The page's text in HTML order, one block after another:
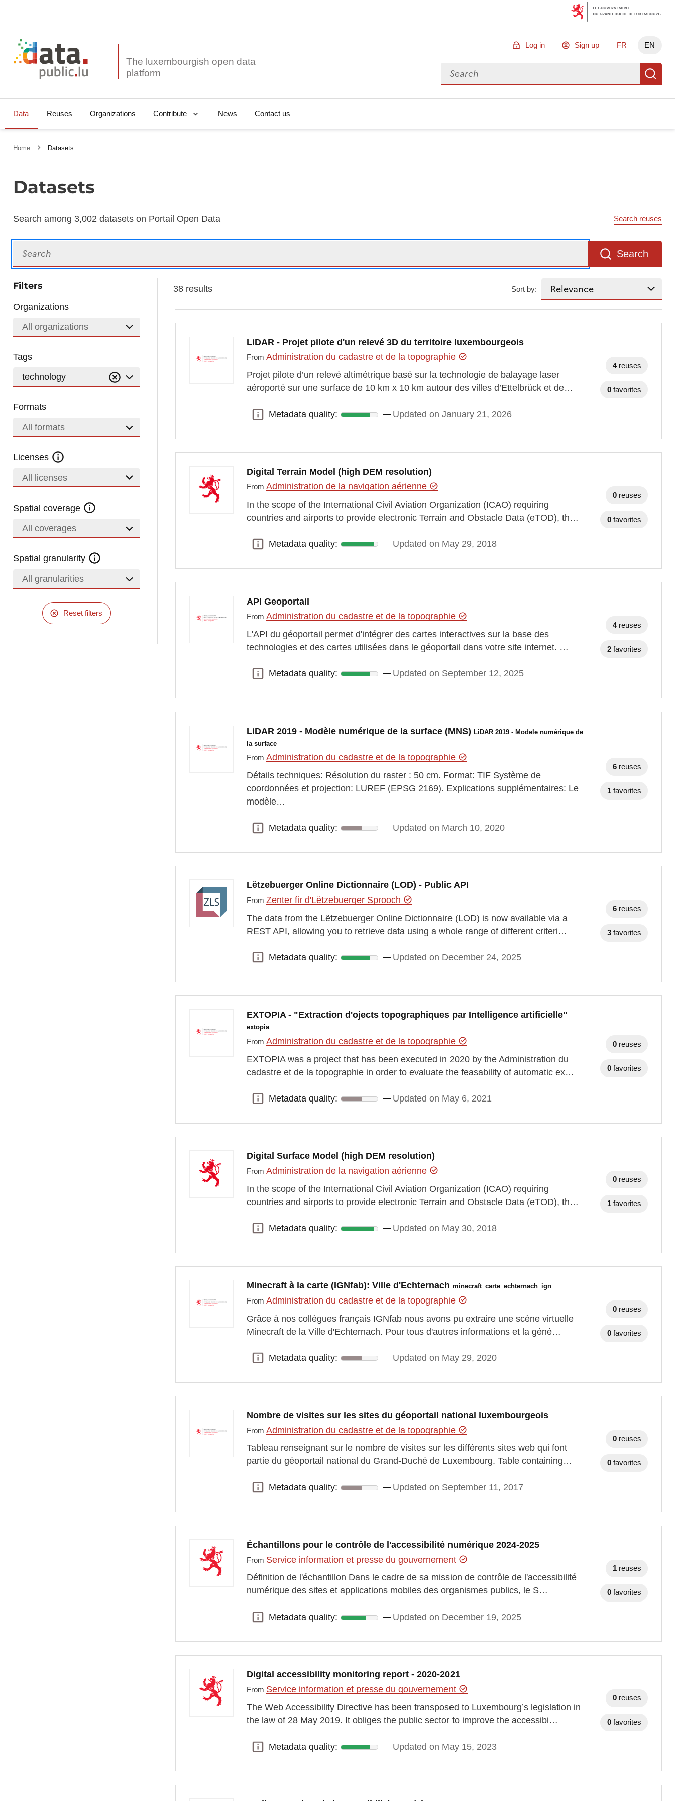
The luxembourgish open data
Log in Sign up FR EN
Search for data
Data Reuses Organizations Contribute News Contact us
Home Datasets
Datasets
Search among 3,002 datasets on Portail Open Data Search reuses
Search
Filters
Organizations
All organizations
Tags
technology
Formats
All formats
Licenses
All licenses
Spatial coverage
All coverages
Spatial granularity
All granularities
Reset filters
38 results Sort by:
LiDAR - Projet pilote d'un relevé 3D du territoire luxembourgeois
FromAdministration du cadastre et de la topographie
Projet pilote d’un relevé altimétrique basé sur la technologie de balayage laser
aéroporté sur une surface de 10 km x 10 km autour des villes d’Ettelbrück et de…
Metadata quality:
Metadata quality: Updated on January 21, 2026
4 reuses
0 favorites
Digital Terrain Model (high DEM resolution)
FromAdministration de la navigation aérienne
In the scope of the International Civil Aviation Organization (ICAO) requiring
countries and airports to provide electronic Terrain and Obstacle Data (eTOD), th…
Metadata quality:
Metadata quality: Updated on May 29, 2018
0 reuses
0 favorites
API Geoportail
FromAdministration du cadastre et de la topographie
L'API du géoportail permet d'intégrer des cartes interactives sur la base des
technologies et des cartes utilisées dans le géoportail dans votre site internet. …
Metadata quality:
Metadata quality: Updated on September 12, 2025
4 reuses
2 favorites
LiDAR 2019 - Modèle numérique de la surface (MNS)LiDAR 2019 - Modele numérique de
la surface
FromAdministration du cadastre et de la topographie
Détails techniques: Résolution du raster : 50 cm. Format: TIF Système de
coordonnées et projection: LUREF (EPSG 2169). Explications supplémentaires: Le
modèle…
Metadata quality:
Metadata quality: Updated on March 10, 2020
6 reuses
1 favorites
Lëtzebuerger Online Dictionnaire (LOD) - Public API
FromZenter fir d'Lëtzebuerger Sprooch
The data from the Lëtzebuerger Online Dictionnaire (LOD) is now available via a
REST API, allowing you to retrieve data using a whole range of different criteri…
Metadata quality:
Metadata quality: Updated on December 24, 2025
6 reuses
3 favorites
EXTOPIA - "Extraction d'ojects topographiques par Intelligence artificielle"
extopia
FromAdministration du cadastre et de la topographie
EXTOPIA was a project that has been executed in 2020 by the Administration du
cadastre et de la topographie in order to evaluate the feasability of automatic ex…
Metadata quality:
Metadata quality: Updated on May 6, 2021
0 reuses
0 favorites
Digital Surface Model (high DEM resolution)
FromAdministration de la navigation aérienne
In the scope of the International Civil Aviation Organization (ICAO) requiring
countries and airports to provide electronic Terrain and Obstacle Data (eTOD), th…
Metadata quality:
Metadata quality: Updated on May 30, 2018
0 reuses
1 favorites
Minecraft à la carte (IGNfab): Ville d'Echternachminecraft_carte_echternach_ign
FromAdministration du cadastre et de la topographie
Grâce à nos collègues français IGNfab nous avons pu extraire une scène virtuelle
Minecraft de la Ville d'Echternach. Pour tous d'autres informations et la géné…
Metadata quality:
Metadata quality: Updated on May 29, 2020
0 reuses
0 favorites
Nombre de visites sur les sites du géoportail national luxembourgeois
FromAdministration du cadastre et de la topographie
Tableau renseignant sur le nombre de visites sur les différents sites web qui font
partie du géoportail national du Grand-Duché de Luxembourg. Table containing…
Metadata quality:
Metadata quality: Updated on September 11, 2017
0 reuses
0 favorites
Échantillons pour le contrôle de l'accessibilité numérique 2024-2025
From Service information et presse du gouvernement
Définition de l'échantillon Dans le cadre de sa mission de contrôle de l'accessibilité
numérique des sites et applications mobiles des organismes publics, le S…
Metadata quality:
Metadata quality: Updated on December 19, 2025
1 reuses
0 favorites
Digital accessibility monitoring report - 2020-2021
From Service information et presse du gouvernement
The Web Accessibility Directive has been transposed to Luxembourg’s legislation in
the law of 28 May 2019. It obliges the public sector to improve the accessibi…
Metadata quality:
Metadata quality: Updated on May 15, 2023
0 reuses
0 favorites